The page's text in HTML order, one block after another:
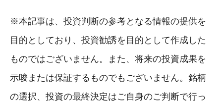
※本記事は、投資判断の参考となる情報の提供を
目的としており、投資勧誘を目的として作成した
ものではございません。また、将来の投資成果を
示唆または保証するものでもございません。銘柄
の選択、投資の最終決定はご自身のご判断で行っ